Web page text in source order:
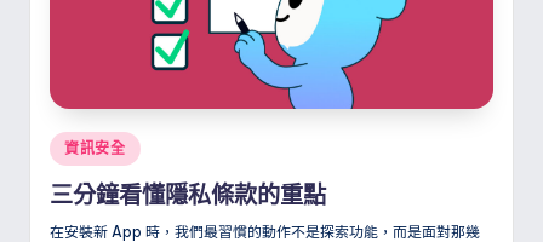
Posted
in
資訊安全
三分鐘看懂隱私條款的重點
在安裝新 App 時，我們最習慣的動作不是探索功能，而是面對那幾